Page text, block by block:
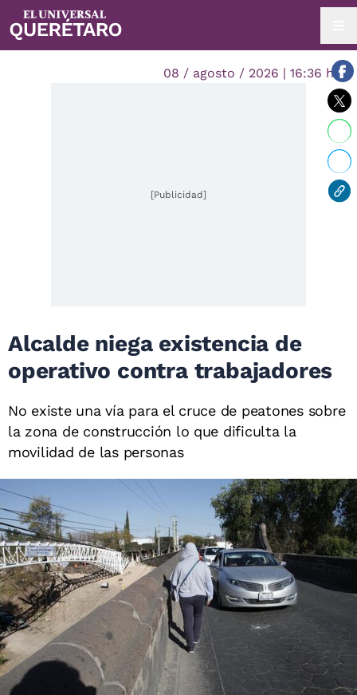
08 / agosto / 2026 | 16:36 hrs.
[Publicidad]
Alcalde niega existencia de
operativo contra trabajadores
No existe una vía para el cruce de peatones sobre
la zona de construcción lo que dificulta la
movilidad de las personas